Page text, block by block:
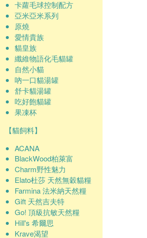
卡蘿毛球控制配方
亞米亞米系列
原燒
愛情貴族
貓皇族
纖維物語化毛貓罐
自然小貓
吶一口貓湯罐
舒卡貓湯罐
吃好飽貓罐
果凍杯
【貓飼料】
ACANA
BlackWood柏萊富
Charm野性魅力
Elato杜莎 天然無穀貓糧
Farmina 法米納天然糧
Gift 天然吉夫特
Go! 頂級抗敏天然糧
Hill's 希爾思
Krave渴望